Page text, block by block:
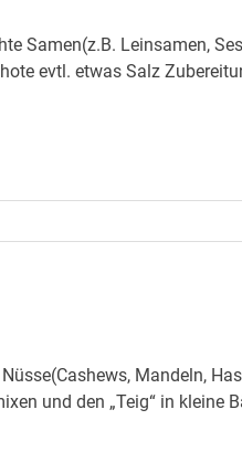
Samen(z.B. Leinsamen,
evtl. etwas Salz
Mandeln,
und den „Teig“ in kleine